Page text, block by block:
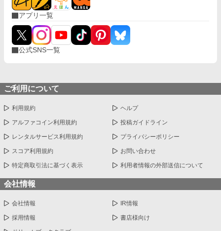
アプリ一覧
公式SNS一覧
ご利用について
利用規約 ヘルプ
アルファコイン利用規約 投稿ガイドライン
レンタルサービス利用規約 プライバシーポリシー
スコア利用規約 お問い合わせ
特定商取引法に基づく表示 利用者情報の外部送信について
会社情報
会社情報 IR情報
採用情報 書店様向け